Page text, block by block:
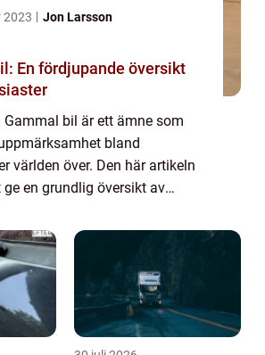
2023 Jon Larsson
En fördjupande översikt
bil är ett ämne som
bland
världen över. Den här artikeln
en grundlig översikt av
vad det innebär, vilka